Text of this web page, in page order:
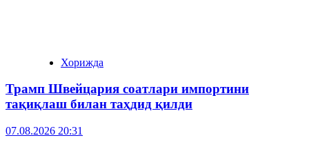
Хорижда
Трамп Швейцария соатлари импортини
тақиқлаш билан таҳдид қилди
07.08.2026 20:31